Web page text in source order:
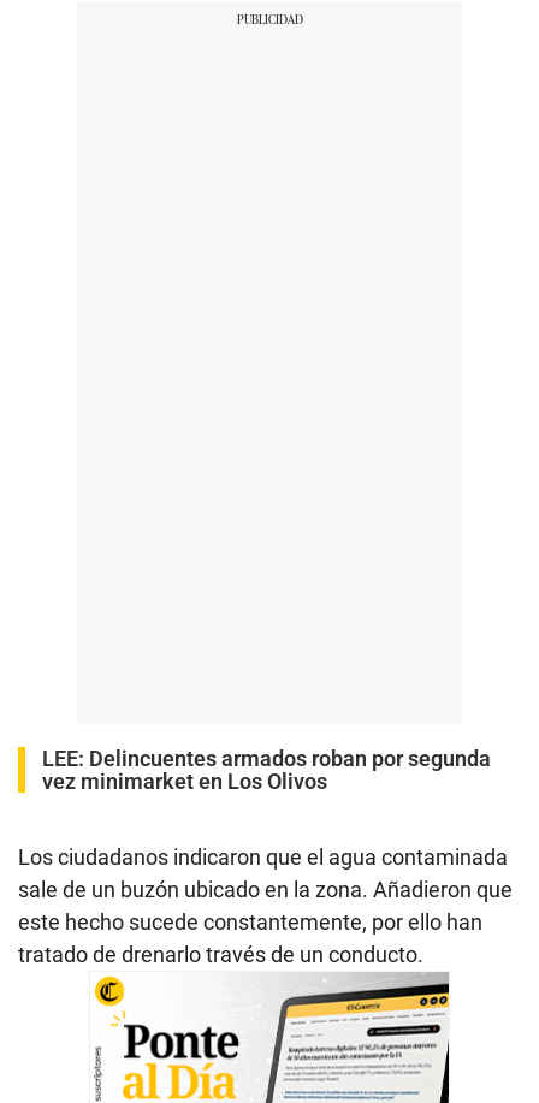
LEE: Delincuentes armados roban por segunda
vez minimarket en Los Olivos
Los ciudadanos indicaron que el agua contaminada
sale de un buzón ubicado en la zona. Añadieron que
este hecho sucede constantemente, por ello han
tratado de drenarlo través de un conducto.